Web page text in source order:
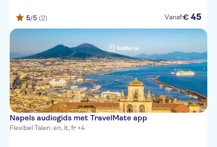
5/5 (2) Vanaf:€ 45
Napels audiogids met TravelMate app
Flexibel·Talen: en, it, fr +4